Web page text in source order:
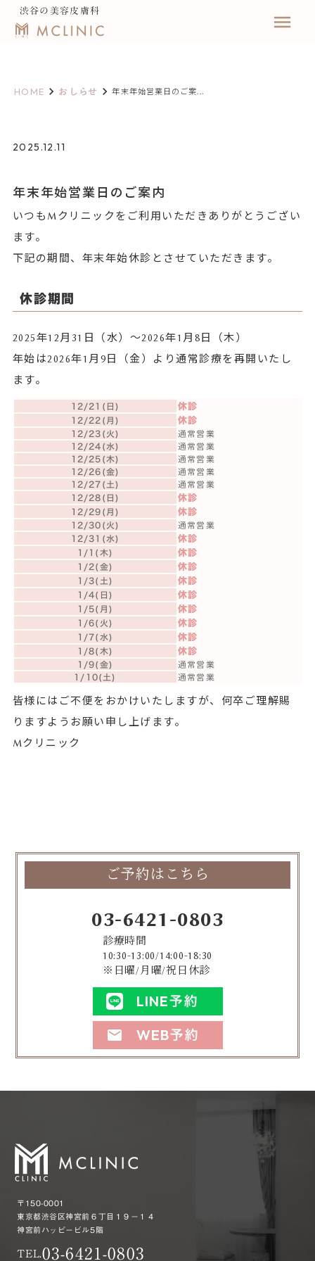
HOME keyboard_arrow_right おしらせ keyboard_arrow_right年末年始営業日のご案...
渋谷の美容皮膚科
menu
2025.12.11
年末年始営業日のご案内
いつもMクリニックをご利用いただきありがとうござい
ます。
下記の期間、年末年始休診とさせていただきます。
休診期間
2025年12月31日（水）～2026年1月8日（木）
年始は2026年1月9日（金）より通常診療を再開いたし
ます。
12/21(日) 休診
12/22(月) 休診
12/23(火)
通常営業
12/24(水)
通常営業
12/25(木)
通常営業
12/26(金)
通常営業
12/27(土)
通常営業
12/28(日)
休診
12/29(月) 休診
12/30(火)
通常営業
12/31(水)
休診
1/1(木) 休診
1/2(金) 休診
1/3(土) 休診
1/4(日) 休診
1/5(月) 休診
1/6(火) 休診
1/7(水) 休診
1/8(木) 休診
1/9(金)
通常営業
1/10(土)
通常営業
皆様にはご不便をおかけいたしますが、何卒ご理解賜
りますようお願い申し上げます。
Mクリニック
ご予約はこちら
03-6421-0803
診療時間
10:30-13:00/14:00-18:30
※日曜/月曜/祝日休診
LINE予約
mail WEB予約
〒150-0001
東京都渋谷区神宮前６丁目１９−１４
神宮前ハッピービル5階
TEL.03-6421-0803